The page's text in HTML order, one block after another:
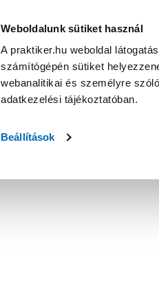
Weboldalunk sütiket használ
A praktiker.hu weboldal
számítógépén sütiket
webanalitikai és személyre
adatkezelési tájékoztatóban.
Beállítások